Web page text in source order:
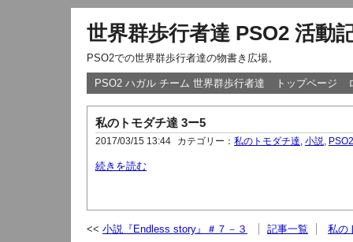
世界群歩行者達 PSO2 活動
PSO2での世界群歩行者達の物書き広場。
PSO2 ハガル チーム 世界群歩行者達 トップページ
私のトモダチ達 3ー5
2017/03/15 13:44 カテゴリー： 私のトモダチ達 小説 PSO2
続きを読む
小説『Endless story』＃７－３ 記事一覧 私の